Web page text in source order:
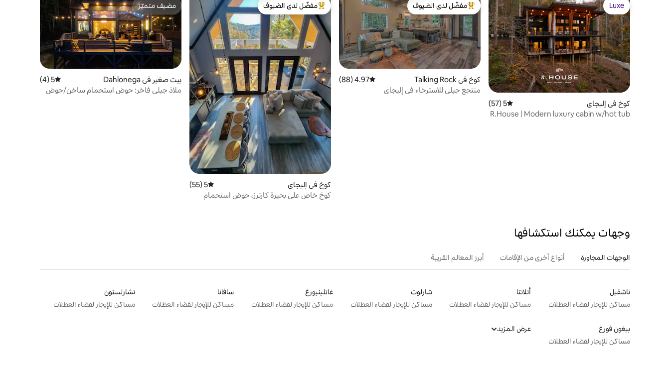
Luxe
Luxe
كوخ في إليجاي متوسط التقييم 5 من 5، 57 مراجعات
5 (57)
R.House | Modern luxury cabin w/hot tub
من أبرز البيوت المفضّلة لدى الضيوف
مفضّل لدى الضيوف
كوخ في Talking Rock متوسط التقييم 4.97 من 5، 88 مراجعات
4.97 (88)
منتجع جبلي للاسترخاء في إليجاي
من أبرز البيوت المفضّلة لدى الضيوف
مفضّل لدى الضيوف
كوخ في إليجاي متوسط التقييم 5 من 5، 55 مراجعات
5 (55)
كوخ خاص على بحيرة كارترز، حوض استحمام
مضيف متميّز
مضيف متميّز
بيت صغير في Dahlonega متوسط التقييم 5 من 5، 4 مراجعات
5 (4)
ملاذ جبلي فاخر: حوض استحمام ساخن/حوض
وجهات يمكنك استكشافها
الوجهات المجاورة أنواع أخرى من الإقامات أبرز المعالم القريبة
ناشفيل
مساكن للإيجار لقضاء العطلات
أتلانتا
مساكن للإيجار لقضاء العطلات
شارلوت
مساكن للإيجار لقضاء العطلات
غاتلينبورغ
مساكن للإيجار لقضاء العطلات
سافانا
مساكن للإيجار لقضاء العطلات
تشارلستون
مساكن للإيجار لقضاء العطلات
بيغون فورغ
مساكن للإيجار لقضاء العطلات
عرض المزيد